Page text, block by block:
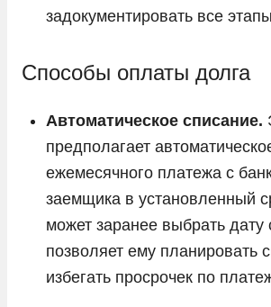
задокументировать все
Способы оплаты долга
Автоматическое списание.
предполагает
ежемесячного платежа с
заемщика в установленный
может заранее выбрать дату
позволяет ему планировать
избегать просрочек по